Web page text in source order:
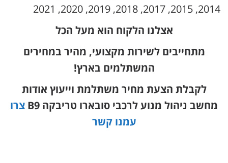
2014, 2015, 2017, 2018, 2019, 2020, 2021
אצלנו הלקוח הוא מעל הכל
מתחייבים לשירות מקצועי, מהיר במחירים
המשתלמים בארץ!
לקבלת הצעת מחיר משתלמת וייעוץ אודות
מחשב ניהול מנוע לרכבי סובארו טריבקה B9
צרו
עמנו קשר